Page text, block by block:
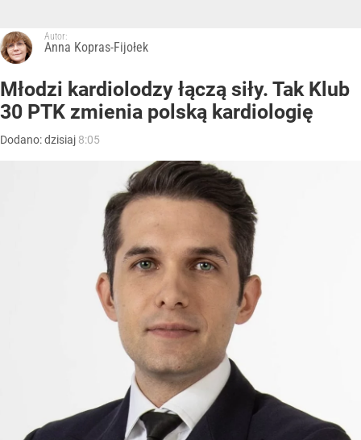
Autor:
Anna Kopras-Fijołek
Młodzi kardiolodzy łączą siły. Tak Klub
30 PTK zmienia polską kardiologię
Dodano:dzisiaj 8:05